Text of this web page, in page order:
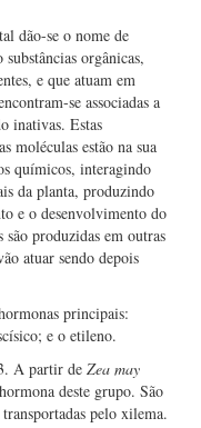
dão-se o nome de
orgânicas,
e que atuam em
se associadas a
inativas. Estas
moléculas estão na sua
químicos, interagindo
da planta, produzindo
e o desenvolvimento do
produzidas em outras
atuar sendo depois
principais:
e o etileno.
A partir de Zea may
deste grupo. São
pelo xilema.